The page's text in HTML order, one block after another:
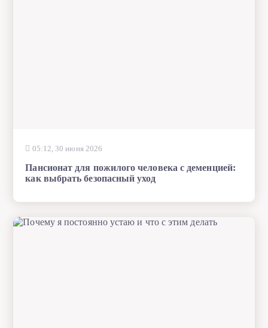
05:12, 30 июня 2026
Пансионат для пожилого человека с деменцией:
как выбрать безопасный уход